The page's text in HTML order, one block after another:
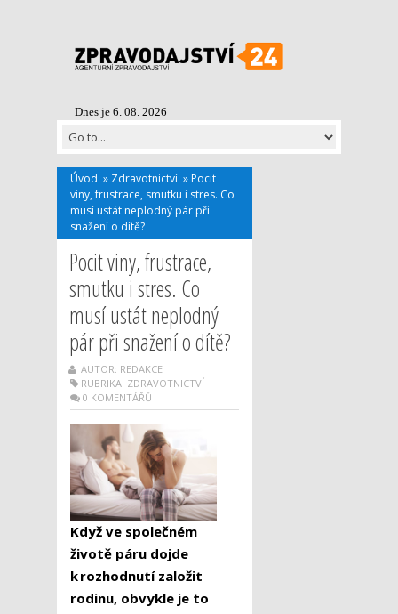
Dnes je 6. 08. 2026
Úvod » Zdravotnictví » Pocit
viny, frustrace, smutku i stres. Co
musí ustát neplodný pár při
snažení o dítě?
Pocit viny, frustrace,
smutku i stres. Co
musí ustát neplodný
pár při snažení o dítě?
AUTOR: REDAKCE
RUBRIKA: ZDRAVOTNICTVÍ
0 KOMENTÁŘŮ
Když ve společném
životě páru dojde
k rozhodnutí založit
rodinu, obvykle je to